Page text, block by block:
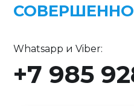
Whatsapp и Viber:
+7 985